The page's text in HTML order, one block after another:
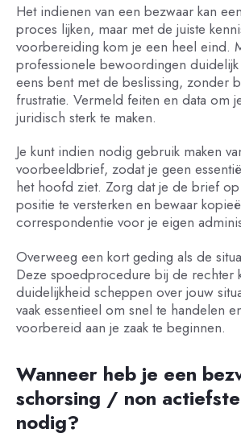
Het indienen van een bezwaar kan
proces lijken, maar met de juiste
voorbereiding kom je een heel eind.
professionele bewoordingen
eens bent met de beslissing, zonder
frustratie. Vermeld feiten en data om
juridisch sterk te maken.
Je kunt indien nodig gebruik maken
voorbeeldbrief, zodat je geen
het hoofd ziet. Zorg dat je de brief
positie te versterken en bewaar
correspondentie voor je eigen
Overweeg een kort geding als de
Deze spoedprocedure bij de rechter
duidelijkheid scheppen over jouw
vaak essentieel om snel te handelen
voorbereid aan je zaak te beginnen.
Wanneer heb je een
schorsing / non
nodig?